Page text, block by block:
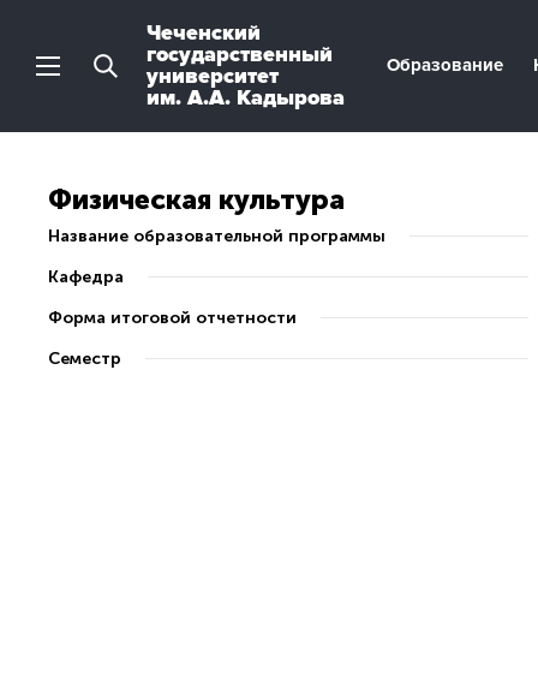
Чеченский
государственный
университет
им. А.А. Кадырова
Образование
Физическая культура
Название образовательной программы
Кафедра
Форма итоговой отчетности
Семестр